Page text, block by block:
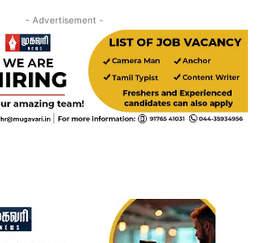
- Advertisement -